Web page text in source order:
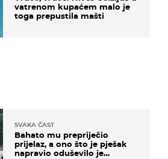
vatrenom kupaćem malo je
toga prepustila mašti
SVAKA ČAST
Bahato mu prepriječio
prijelaz, a ono što je pješak
napravio oduševilo je